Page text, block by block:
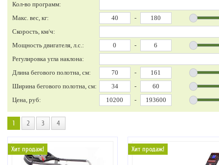
Кол-во программ:
Макс. вес, кг:
-
Скорость, км/ч:
Мощность двигателя, л.с.:
-
Регулировка угла наклона:
Длина бегового полотна, см:
-
Ширина бегового полотна, см:
-
Цена, руб:
-
1 2 3 4
Хит продаж! Хит продаж!